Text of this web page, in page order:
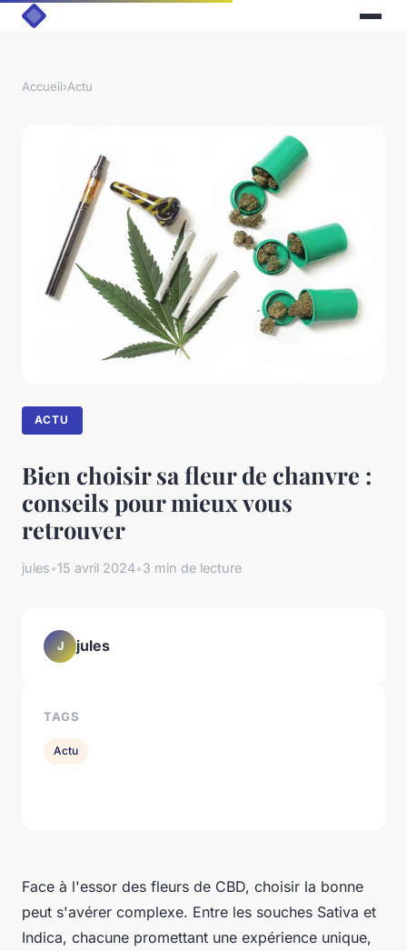
Accueil›Actu
ACTU
Bien choisir sa fleur de chanvre :
conseils pour mieux vous
retrouver
jules•15 avril 2024•3 min de lecture
Face à l'essor des fleurs de CBD, choisir la bonne
peut s'avérer complexe. Entre les souches Sativa et
Indica, chacune promettant une expérience unique,
J jules
TAGS
Actu